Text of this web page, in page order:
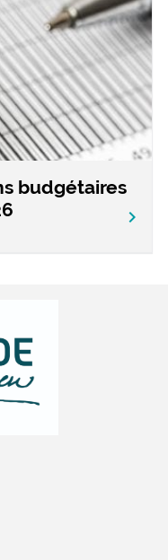
budgétaires
chevron_right